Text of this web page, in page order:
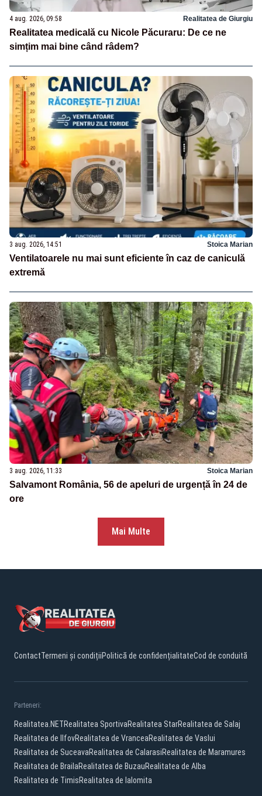
4 aug. 2026, 09:58 Realitatea de Giurgiu
Realitatea medicală cu Nicole Păcuraru: De ce ne
simțim mai bine când râdem?
3 aug. 2026, 14:51 Stoica Marian
Ventilatoarele nu mai sunt eficiente în caz de caniculă
extremă
3 aug. 2026, 11:33 Stoica Marian
Salvamont România, 56 de apeluri de urgență în 24 de
ore
Mai Multe
ContactTermeni și condițiiPolitică de confidențialitateCod de conduită
Parteneri:
Realitatea.NETRealitatea SportivaRealitatea StarRealitatea de Salaj
Realitatea de IlfovRealitatea de VranceaRealitatea de Vaslui
Realitatea de SuceavaRealitatea de CalarasiRealitatea de Maramures
Realitatea de BrailaRealitatea de BuzauRealitatea de Alba
Realitatea de TimisRealitatea de Ialomita